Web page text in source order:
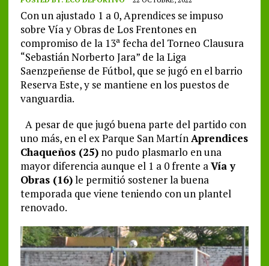
Con un ajustado 1 a 0, Aprendices se impuso
sobre Vía y Obras de Los Frentones en
compromiso de la 13ª fecha del Torneo Clausura
“Sebastián Norberto Jara” de la Liga
Saenzpeñense de Fútbol, que se jugó en el barrio
Reserva Este, y se mantiene en los puestos de
vanguardia.
A pesar de que jugó buena parte del partido con
uno más, en el ex Parque San MartínAprendices
Chaqueños (25)no pudo plasmarlo en una
mayor diferencia aunque el 1 a 0 frente aVía y
Obras (16)le permitió sostener la buena
temporada que viene teniendo con un plantel
renovado.